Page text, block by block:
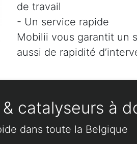
de travail
- Un service rapide
Mobilii vous garantit un
aussi de rapidité
catalyseurs à
dans toute la Belgique